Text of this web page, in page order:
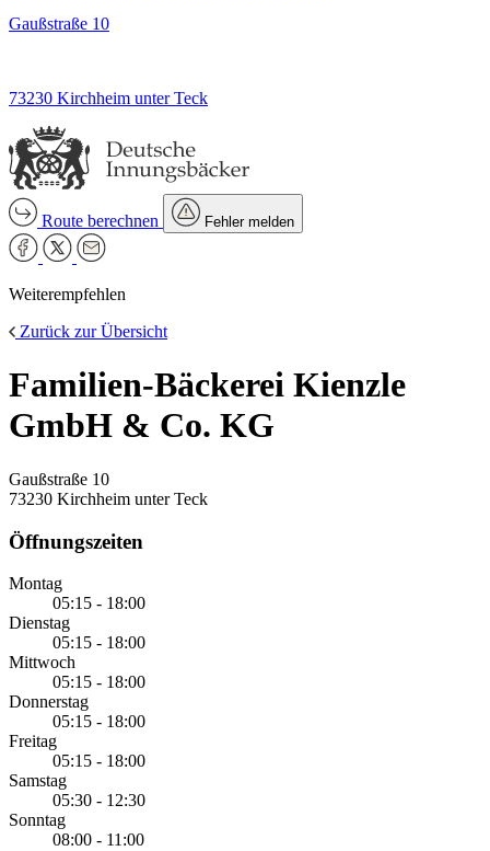
Gaußstraße 10
73230 Kirchheim unter Teck
Route berechnen Fehler melden
Weiterempfehlen
Zurück zur Übersicht
Familien-Bäckerei Kienzle
GmbH & Co. KG
Gaußstraße 10
73230 Kirchheim unter Teck
Öffnungszeiten
Montag
05:15 - 18:00
Dienstag
05:15 - 18:00
Mittwoch
05:15 - 18:00
Donnerstag
05:15 - 18:00
Freitag
05:15 - 18:00
Samstag
05:30 - 12:30
Sonntag
08:00 - 11:00